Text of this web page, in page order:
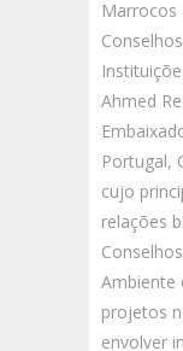
Marrocos
Ahmed
Portugal,
cujo
relações
Ambiente
projetos
envolver